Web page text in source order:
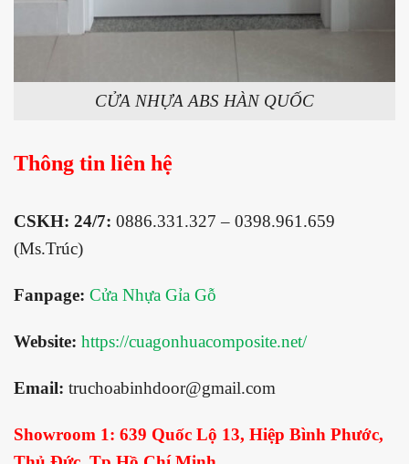
CỬA NHỰA ABS HÀN QUỐC
Thông tin liên hệ
CSKH: 24/7: 0886.331.327 – 0398.961.659
(Ms.Trúc)
Fanpage: Cửa Nhựa Gỉa Gỗ
Website: https://cuagonhuacomposite.net/
Email: truchoabinhdoor@gmail.com
Showroom 1: 639 Quốc Lộ 13, Hiệp Bình Phước,